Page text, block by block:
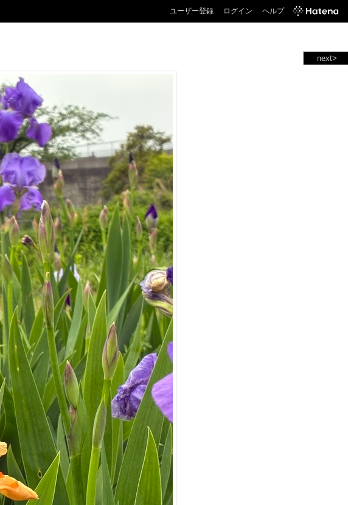
ユーザー登録 ログイン ヘルプ
next>